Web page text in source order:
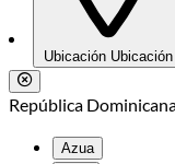
Ubicación Ubicación
República
Azua